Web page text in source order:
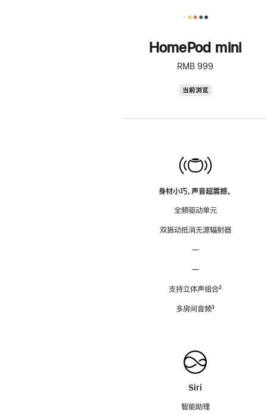
HomePod mini
RMB 999
当前浏览
身材小巧，声音超震撼。
全频驱动单元
双振动抵消无源辐射器
—
—
支持立体声组合脚
²
多房间音频脚
³
Siri
智能助理